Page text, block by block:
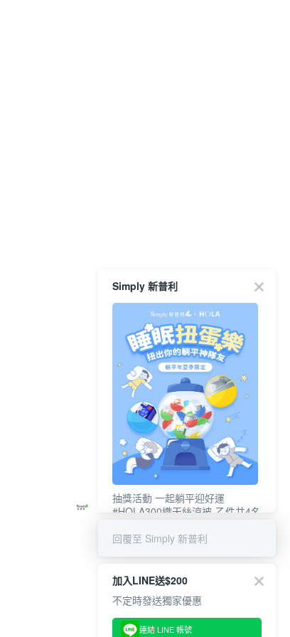
Simply 新普利
抽獎活動 一起躺平迎好運
#HOLA300織天絲涼被-乙件共4名
回覆至 Simply 新普利
加入LINE送$200
不定時發送獨家優惠
連結 LINE 帳號